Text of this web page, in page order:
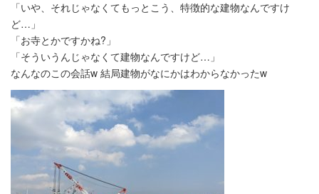
「いや、それじゃなくてもっとこう、特徴的な建物なんですけ
ど…」
「お寺とかですかね?」
「そういうんじゃなくて建物なんですけど…」
なんなのこの会話w 結局建物がなにかはわからなかったw